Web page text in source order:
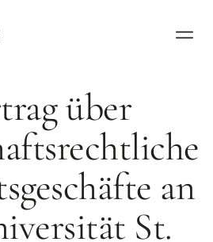
über
an
St.